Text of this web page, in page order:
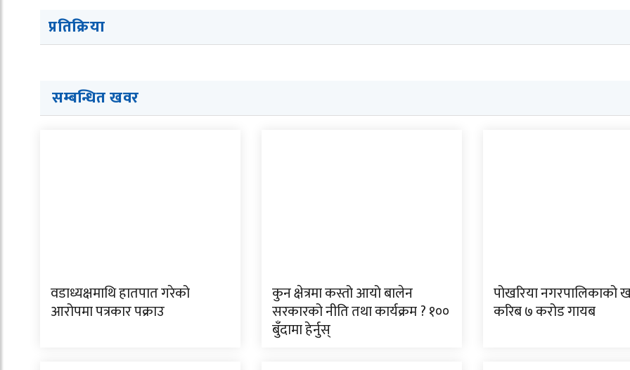
प्रतिक्रिया
सम्बन्धित खवर
वडाध्यक्षमाथि हातपात गरेको
आरोपमा पत्रकार पक्राउ
कुन क्षेत्रमा कस्तो आयो बालेन
सरकारको नीति तथा कार्यक्रम ? १००
बुँदामा हेर्नुस्
पोखरिया नगरपालिकाको
करिब ७ करोड गायब